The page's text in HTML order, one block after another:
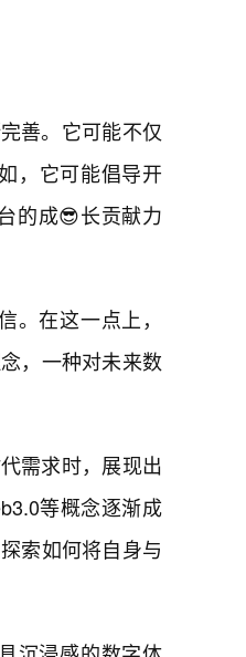
善。它可能不仅
，它可能倡导开
的成😎长贡献力
在这一点上，
，一种对未来数
需求时，展现出
等概念逐渐成
索如何将自身与